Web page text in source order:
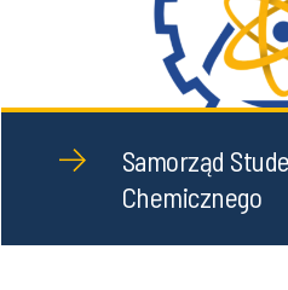
Samorząd